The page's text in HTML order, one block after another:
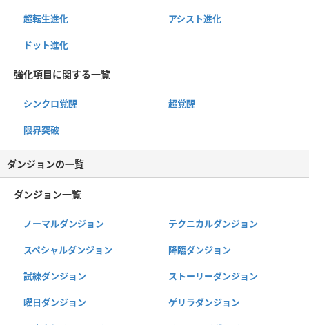
超転生進化 アシスト進化
ドット進化
強化項目に関する一覧
シンクロ覚醒 超覚醒
限界突破
ダンジョンの一覧
ダンジョン一覧
ノーマルダンジョン テクニカルダンジョン
スペシャルダンジョン 降臨ダンジョン
試練ダンジョン ストーリーダンジョン
曜日ダンジョン ゲリラダンジョン